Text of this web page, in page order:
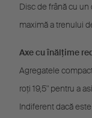
Disc de frână cu
maximă a trenului
Axe cu înălțime
Agregatele
roți 19,5" pentru a
Indiferent dacă